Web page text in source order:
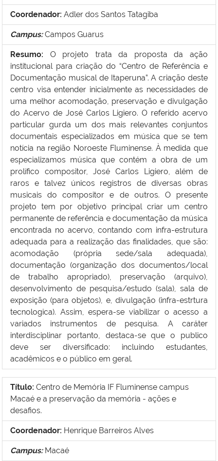
Coordenador: Adler dos Santos Tatagiba
Campus:Campos Guarus
Resumo: O projeto trata da proposta da ação
institucional para criação do “Centro de Referência e
Documentação musical de Itaperuna”. A criação deste
centro visa entender inicialmente as necessidades de
uma melhor acomodação, preservação e divulgação
do Acervo de José Carlos Ligiero. O referido acervo
particular gurda um dos mais relevantes conjuntos
documentais especializados em música que se tem
notícia na região Noroeste Fluminense. À medida que
especializamos música que contém a obra de um
prolífico compositor, José Carlos Ligiero, além de
raros e talvez únicos registros de diversas obras
musicais do compositor e de outros. O presente
projeto tem por objetivo principal criar um centro
permanente de referência e documentação da música
encontrada no acervo, contando com infra-estrutura
adequada para a realização das finalidades, que são:
acomodação (própria sede/sala adequada),
documentação (organização dos documentos/local
de trabalho apropriado), preservação (arquivo),
desenvolvimento de pesquisa/estudo (sala), sala de
exposição (para objetos), e, divulgação (infra-estrtura
tecnologica). Assim, espera-se viabilizar o acesso a
variados instrumentos de pesquisa. A caráter
interdisciplinar portanto, destaca-se que o publico
deve ser diversificado: incluindo estudantes,
acadêmicos e o público em geral.
Título: Centro de Memória IF Fluminense campus
Macaé e a preservação da memória - ações e
desafios.
Coordenador: Henrique Barreiros Alves
Campus: Macaé